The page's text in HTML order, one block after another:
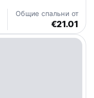
Общие спальни от
€21.01